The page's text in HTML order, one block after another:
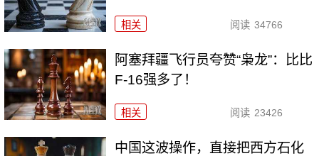
相关 阅读 34766
阿塞拜疆飞行员夸赞“枭龙”：比比
F-16强多了！
相关 阅读 23426
中国这波操作，直接把西方石化